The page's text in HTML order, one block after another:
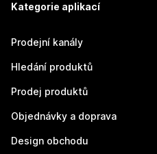
Kategorie aplikací
Prodejní kanály
Hledání produktů
Prodej produktů
Objednávky a doprava
Design obchodu